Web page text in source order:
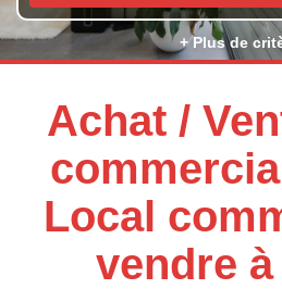
+ Plus de
Achat /
Local
vendre